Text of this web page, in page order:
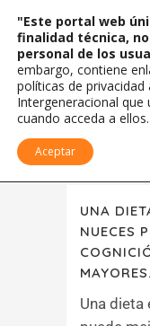
UNA
NUECES
MAYORES.
Una dieta
"Este portal web
finalidad técnica,
personal de los
embargo, contiene
políticas de privacidad
Intergeneracional que
cuando acceda a
Aceptar